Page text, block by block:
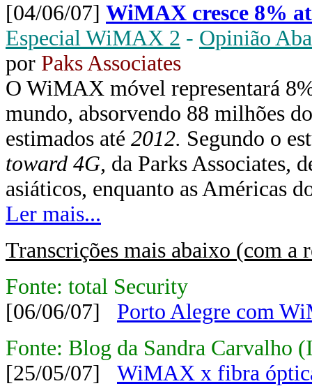
[04/06/07] WiMAX cresce 8%
Especial WiMAX 2 - Opinião
por Paks Associates
O WiMAX móvel representará
mundo, absorvendo 88 milhões
estimados até 2012. Segundo o
toward 4G, da Parks Associates,
asiáticos, enquanto as Américas
Ler mais...
Transcrições mais abaixo (com
Fonte: total Security
[06/06/07] Porto Alegre com
Fonte: Blog da Sandra Carvalho
[25/05/07] WiMAX x fibra